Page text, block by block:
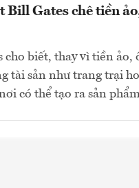
Bill Gates chê tiền
cho biết, thay vì tiền ảo,
tài sản như trang trại
có thể tạo ra sản